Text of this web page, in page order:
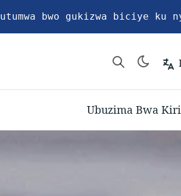
bwo gukizwa biciye ku
Ubuzima Bwa